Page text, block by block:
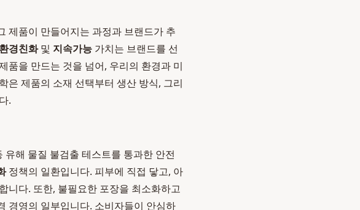
제품이 만들어지는 과정과 브랜드가 추
환경친화및 지속가능 가치는 브랜드를 선
품을 만드는 것을 넘어, 우리의 환경과 미
은 제품의 소재 선택부터 생산 방식, 그리
.
해 물질 불검출 테스트를 통과한 안전
정책의 일환입니다. 피부에 직접 닿고, 아
니다. 또한, 불필요한 포장을 최소화하고
경영의 일부입니다. 소비자들이 안심하